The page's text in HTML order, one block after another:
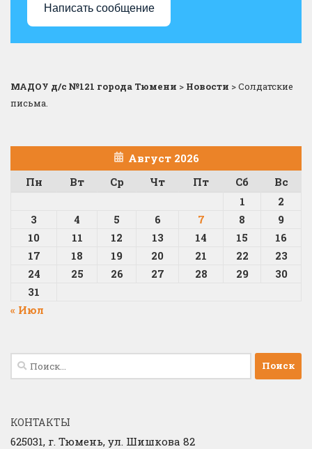
Написать сообщение
МАДОУ д/с №121 города Тюмени > Новости >Солдатские
письма.
Август 2026
Пн
Вт Ср Чт Пт Сб
Вс
1
2
3
4 5 6 7 8
9
10
11 12 13 14 15
16
17
18 19 20 21 22
23
24
25 26 27 28 29
30
31
« Июл
Найти:
КОНТАКТЫ
625031, г. Тюмень, ул. Шишкова 82